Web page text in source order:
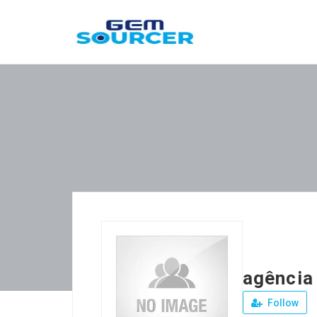
Follow